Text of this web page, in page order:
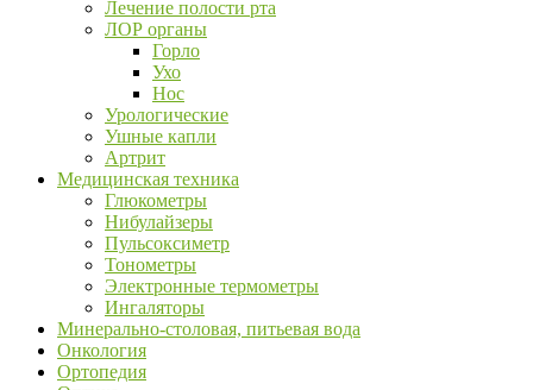
Лечение полости рта
ЛОР органы
Горло
Ухо
Нос
Урологические
Ушные капли
Артрит
Медицинская техника
Глюкометры
Нибулайзеры
Пульсоксиметр
Тонометры
Электронные термометры
Ингаляторы
Минерально-столовая, питьевая вода
Онкология
Ортопедия